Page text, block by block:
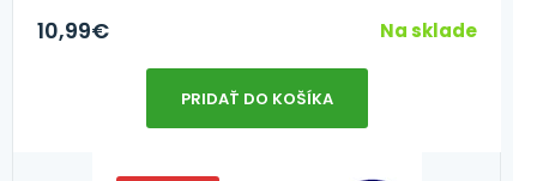
10,99€ Na sklade
PRIDAŤ DO KOŠÍKA